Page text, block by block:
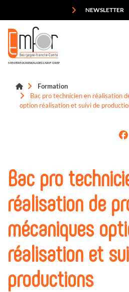
NEWSLETTER
MEMBRE DU RÉSEAU DES CARIF-OREF
Formation
Bac pro technicien en réalisation
option réalisation et suivi de
Bac pro
réalisation de
mécaniques
réalisation et
productions
Panneau de gestion des cookies